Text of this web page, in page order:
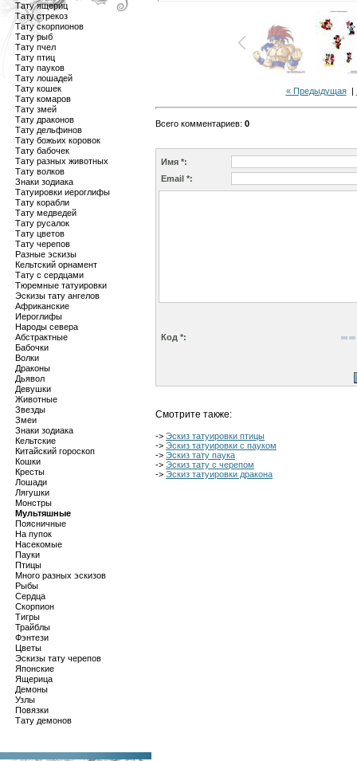
Тату ящериц
Тату стрекоз
Тату скорпионов
Тату рыб
Тату пчел
Тату птиц
Тату пауков
Тату лошадей
Тату кошек
Тату комаров
Тату змей
Тату драконов
Тату дельфинов
Тату божьих коровок
Тату бабочек
Тату разных животных
Тату волков
Знаки зодиака
Татуировки иероглифы
Тату корабли
Тату медведей
Тату русалок
Тату цветов
Тату черепов
Разные эскизы
Кельтский орнамент
Тату с сердцами
Тюремные татуировки
Эскизы тату ангелов
Африканские
Иероглифы
Народы севера
Абстрактные
Бабочки
Волки
Драконы
Дьявол
Девушки
Животные
Звезды
Змеи
Знаки зодиака
Кельтские
Китайский гороскоп
Кошки
Кресты
Лошади
Лягушки
Монстры
Мультяшные
Поясничные
На пупок
Насекомые
Пауки
Птицы
Много разных эскизов
Рыбы
Сердца
Скорпион
Тигры
Трайблы
Фэнтези
Цветы
Эскизы тату черепов
Японские
Ящерица
Демоны
Узлы
Повязки
Тату демонов
« Предыдущая|
Всего комментариев: 0
Имя *:
Email *:
Код *:
Смотрите также:
-> Эскиз татуировки птицы
-> Эскиз татуировки с пауком
-> Эскиз тату паука
-> Эскиз тату с черепом
-> Эскиз татуировки дракона